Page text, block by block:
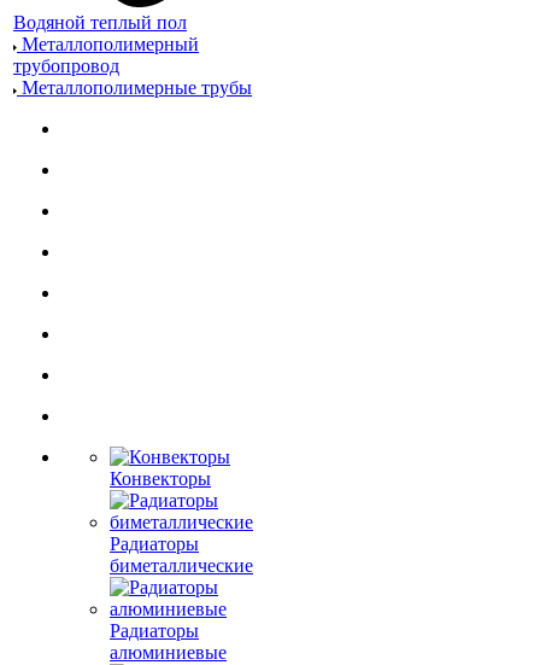
Водяной теплый пол
Металлополимерный
трубопровод
Металлополимерные трубы
Конвекторы
Радиаторы
биметаллические
Радиаторы
алюминиевые